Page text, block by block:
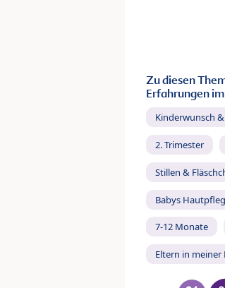
Zu diesen
Erfahrungen
Kinderwunsch
2. Trimester
Stillen &
Babys
7-12 Monate
Eltern in meiner